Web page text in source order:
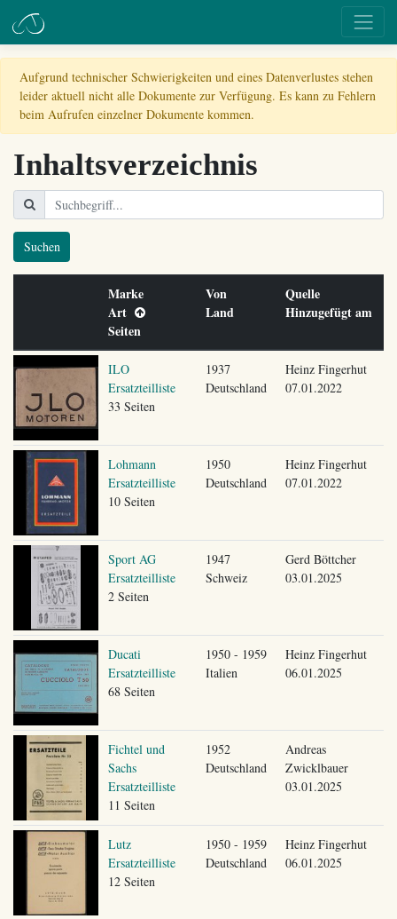
Aufgrund technischer Schwierigkeiten und eines Datenverlustes stehen
leider aktuell nicht alle Dokumente zur Verfügung. Es kann zu Fehlern
beim Aufrufen einzelner Dokumente kommen.
Inhaltsverzeichnis
Suchen
Marke
Art
Seiten
Von
Land
Quelle
Hinzugefügt am
ILO
Ersatzteilliste
33 Seiten
1937
Deutschland
Heinz Fingerhut
07.01.2022
Lohmann
Ersatzteilliste
10 Seiten
1950
Deutschland
Heinz Fingerhut
07.01.2022
Sport AG
Ersatzteilliste
2 Seiten
1947
Schweiz
Gerd Böttcher
03.01.2025
Ducati
Ersatzteilliste
68 Seiten
1950 - 1959
Italien
Heinz Fingerhut
06.01.2025
Fichtel und
Sachs
Ersatzteilliste
11 Seiten
1952
Deutschland
Andreas
Zwicklbauer
03.01.2025
Lutz
Ersatzteilliste
12 Seiten
1950 - 1959
Deutschland
Heinz Fingerhut
06.01.2025